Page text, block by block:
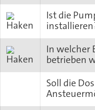
Ist die
In welcher
betrieben
Soll die